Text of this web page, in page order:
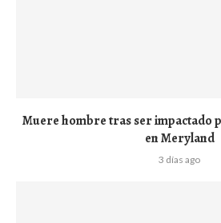
Muere hombre tras ser impactado
en Meryland
3 días ago